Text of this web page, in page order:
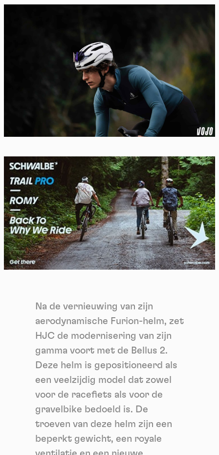
Na de vernieuwing van zijn
aerodynamische Furion-helm, zet
HJC de modernisering van zijn
gamma voort met de Bellus 2.
Deze helm is gepositioneerd als
een veelzijdig model dat zowel
voor de racefiets als voor de
gravelbike bedoeld is. De
troeven van deze helm zijn een
beperkt gewicht, een royale